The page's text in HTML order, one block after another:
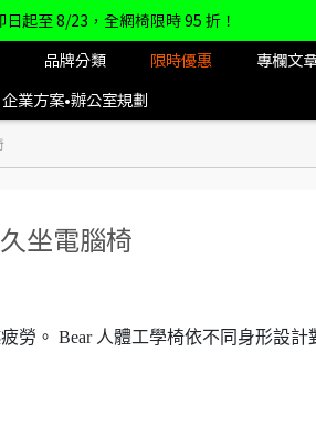
起至 8/23，全網椅限時 95 折！
品牌分類 限時優惠
專欄文
企業方案•辦公室規劃
坐電腦椅
勞。 Bear 人體工學椅依不同身形設計